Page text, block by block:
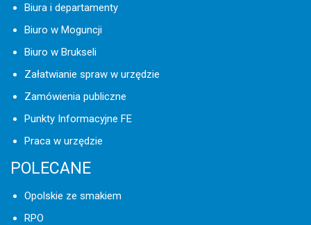
Biura i departamenty
Biuro w Moguncji
Biuro w Brukseli
Załatwianie spraw w urzędzie
Zamówienia publiczne
Punkty Informacyjne FE
Praca w urzędzie
POLECANE
Opolskie ze smakiem
RPO